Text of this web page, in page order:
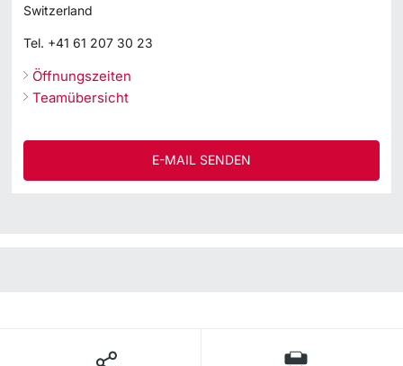
Switzerland
Tel. +41 61 207 30 23
Öffnungszeiten
Teamübersicht
E-MAIL SENDEN